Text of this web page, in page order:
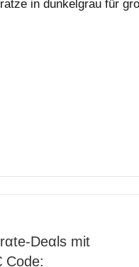
in dunkelgrau für
Dеαls mit
Code: